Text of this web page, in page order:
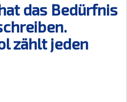
das Bedürfnis
zählt jeden